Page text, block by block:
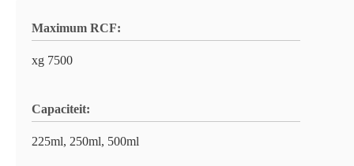
Maximum RCF:
xg 7500
Capaciteit:
225ml, 250ml, 500ml